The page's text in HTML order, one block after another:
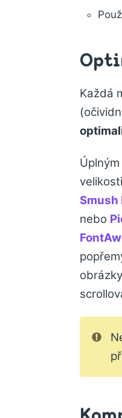
Každá
Smush
nebo